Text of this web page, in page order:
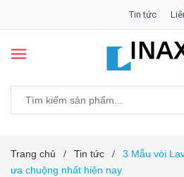
Tin tức
Trang chủ / Tin tức /
3 Mẫu vòi
ưa chuộng nhất hiện nay